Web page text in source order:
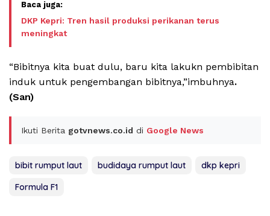
DKP Kepri: Tren hasil produksi perikanan terus
meningkat
“Bibitnya kita buat dulu, baru kita lakukn pembibitan
induk untuk pengembangan bibitnya,”imbuhnya.
(San)
Ikuti Berita gotvnews.co.id di Google News
bibit rumput laut budidaya rumput laut
dkp kepri
Formula F1